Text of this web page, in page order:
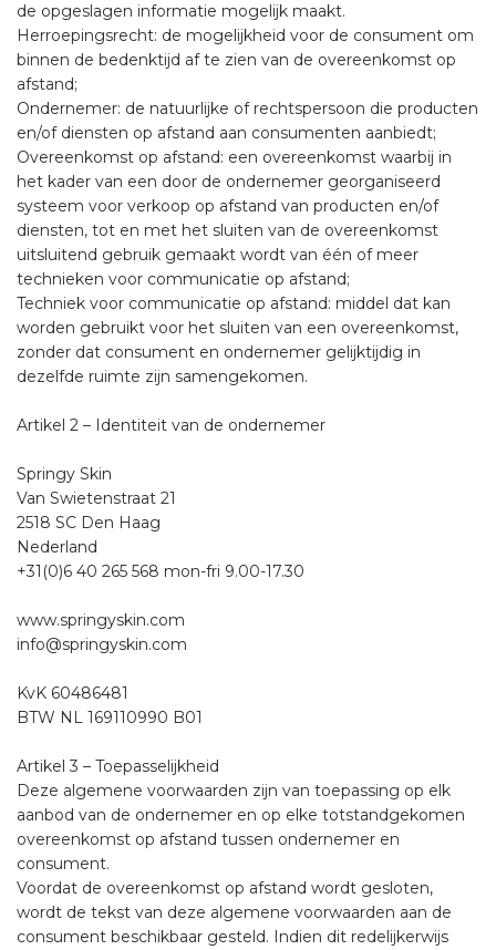
de opgeslagen informatie mogelijk maakt.
Herroepingsrecht: de mogelijkheid voor de consument om
binnen de bedenktijd af te zien van de overeenkomst op
afstand;
Ondernemer: de natuurlijke of rechtspersoon die producten
en/of diensten op afstand aan consumenten aanbiedt;
Overeenkomst op afstand: een overeenkomst waarbij in
het kader van een door de ondernemer georganiseerd
systeem voor verkoop op afstand van producten en/of
diensten, tot en met het sluiten van de overeenkomst
uitsluitend gebruik gemaakt wordt van één of meer
technieken voor communicatie op afstand;
Techniek voor communicatie op afstand: middel dat kan
worden gebruikt voor het sluiten van een overeenkomst,
zonder dat consument en ondernemer gelijktijdig in
dezelfde ruimte zijn samengekomen.
Artikel 2 – Identiteit van de ondernemer
Springy Skin
Van Swietenstraat 21
2518 SC Den Haag
Nederland
+31(0)6 40 265 568 mon-fri 9.00-17.30
www.springyskin.com
info@springyskin.com
KvK 60486481
BTW NL 169110990 B01
Artikel 3 – Toepasselijkheid
Deze algemene voorwaarden zijn van toepassing op elk
aanbod van de ondernemer en op elke totstandgekomen
overeenkomst op afstand tussen ondernemer en
consument.
Voordat de overeenkomst op afstand wordt gesloten,
wordt de tekst van deze algemene voorwaarden aan de
consument beschikbaar gesteld. Indien dit redelijkerwijs